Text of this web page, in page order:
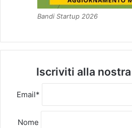
Bandi Startup 2026
Iscriviti alla
Email*
Nome